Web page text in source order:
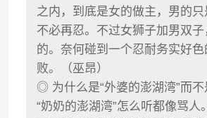
之内，到底是女的做主，男的只
不必再忍。不过女狮子加男双子
的。奈何碰到一个忍耐务实好
败。（巫昂）
◎ 为什么是“外婆的澎湖湾”而
“奶奶的澎湖湾”怎么听都像骂人